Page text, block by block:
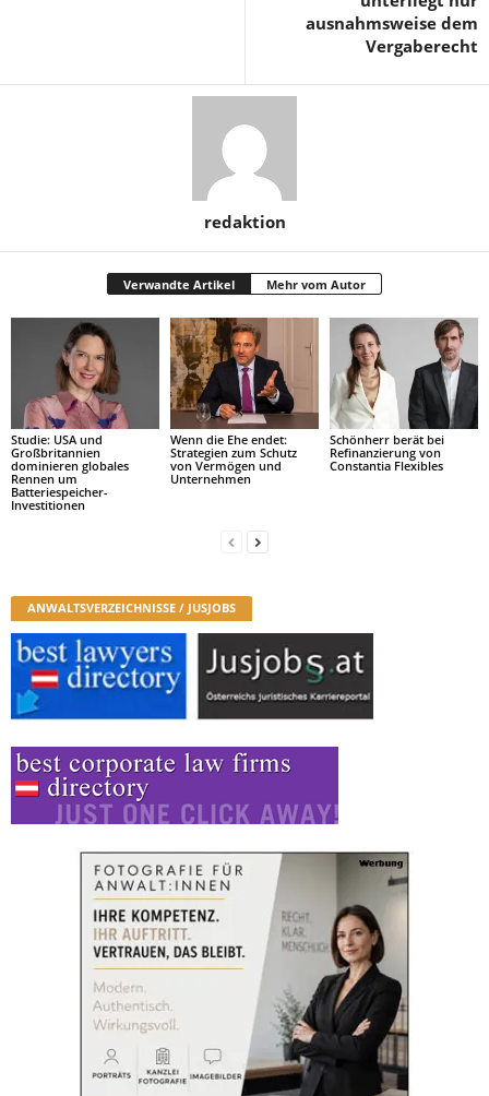
ausnahmsweise dem
Vergaberecht
redaktion
Verwandte Artikel Mehr vom Autor
Studie: USA und
Großbritannien
dominieren globales
Rennen um
Batteriespeicher-
Investitionen
Wenn die Ehe endet:
Strategien zum Schutz
von Vermögen und
Unternehmen
Schönherr berät bei
Refinanzierung von
Constantia Flexibles
ANWALTSVERZEICHNISSE / JUSJOBS